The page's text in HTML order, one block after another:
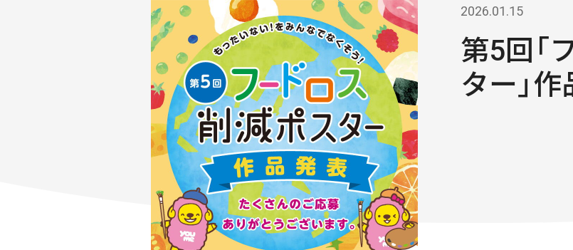
2026.01.15
第5回「
ター」